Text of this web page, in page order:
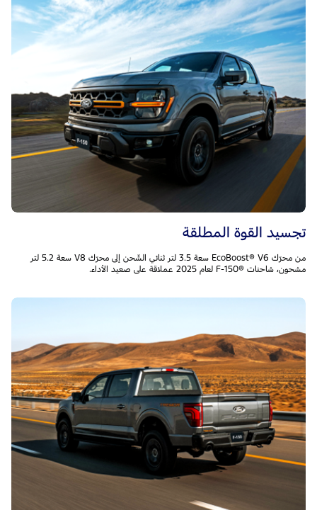
تجسيد القوة المطلقة
من محرّك EcoBoost® V6 سعة 3.5 لتر ثنائي الشّحن إلى محرّك V8 سعة 5.2 لتر
مشحون، شاحنات F-150®‎ لعام 2025 عملاقة على صعيد الأداء.